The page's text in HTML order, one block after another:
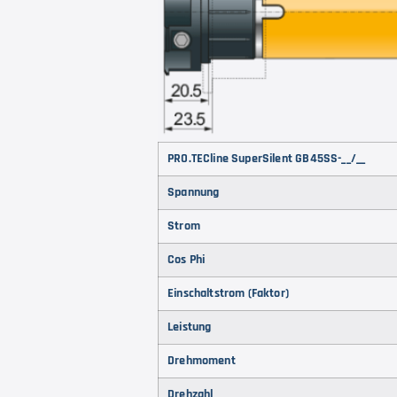
PRO.TECline SuperSilent GB45SS-__/__
Spannung
Strom
Cos Phi
Einschaltstrom (Faktor)
Leistung
Drehmoment